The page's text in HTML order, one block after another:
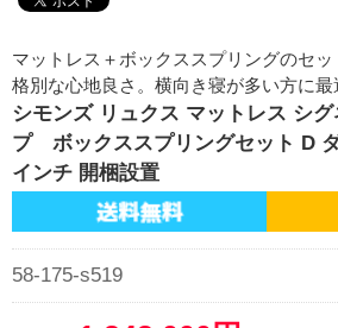
マットレス＋ボックススプリングのセ
格別な心地良さ。横向き寝が多い方に最
シモンズ リュクス マットレス シ
プ ボックススプリングセット D
インチ 開梱設置
58-175-s519